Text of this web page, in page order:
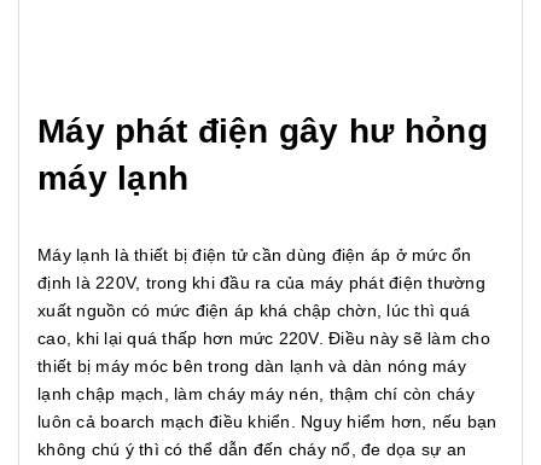
Máy phát điện gây hư hỏng
máy lạnh
Máy lạnh là thiết bị điện tử cần dùng điện áp ở mức ổn
định là 220V, trong khi đầu ra của máy phát điện thường
xuất nguồn có mức điện áp khá chập chờn, lúc thì quá
cao, khi lại quá thấp hơn mức 220V. Điều này sẽ làm cho
thiết bị máy móc bên trong dàn lạnh và dàn nóng máy
lạnh chập mạch, làm cháy máy nén, thậm chí còn cháy
luôn cả boarch mạch điều khiển. Nguy hiểm hơn, nếu bạn
không chú ý thì có thể dẫn đến cháy nổ, đe dọa sự an